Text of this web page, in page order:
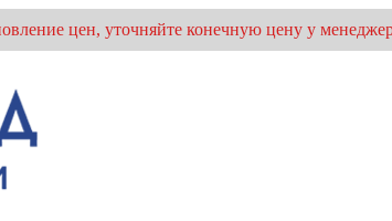
цен, уточняйте конечную цену у